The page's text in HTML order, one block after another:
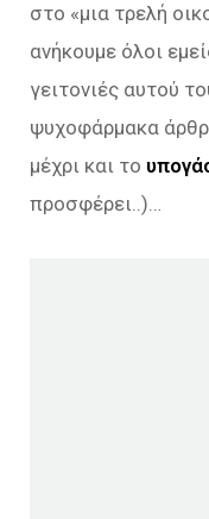
στο «μια τρελή
ανήκουμε όλοι
γειτονιές αυτού
ψυχοφάρμακα
μέχρι και το
προσφέρει..)…